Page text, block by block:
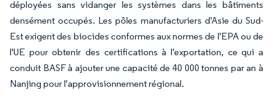
déployées sans vidanger les systèmes dans les bâtiments
densément occupés. Les pôles manufacturiers d'Asie du Sud-
Est exigent des biocides conformes aux normes de l'EPA ou de
l'UE pour obtenir des certifications à l'exportation, ce qui a
conduit BASF à ajouter une capacité de 40 000 tonnes par an à
Nanjing pour l'approvisionnement régional.